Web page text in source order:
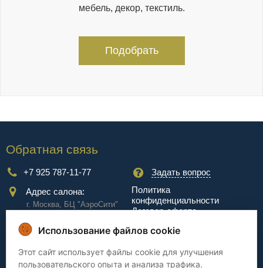
мебель, декор, текстиль.
Подобрать
Обратная связь
+7 925 787-11-77
Задать вопрос
Адрес салона:
г. Москва, БЦ "АэроCити"
Куркинское ш., стр.2, 17
этаж
Политика
конфиденциальности
Договор-оферта
Сервис
Использование файлов cookie
Этот сайт использует файлы cookie для улучшения
пользовательского опыта и анализа трафика.